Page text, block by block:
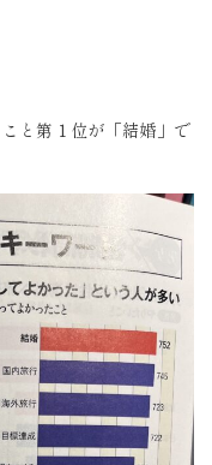
と第１位が「結婚」で